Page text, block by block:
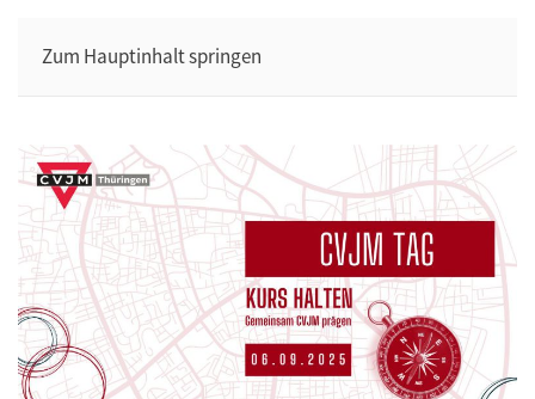
Zum Hauptinhalt springen